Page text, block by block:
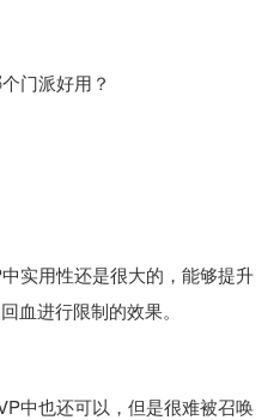
门派好用？
实用性还是很大的，能够提升
血进行限制的效果。
中也还可以，但是很难被召唤